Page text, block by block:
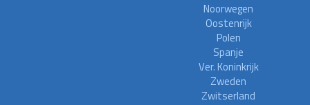
Noorwegen
Oostenrijk
Polen
Spanje
Ver. Koninkrijk
Zweden
Zwitserland